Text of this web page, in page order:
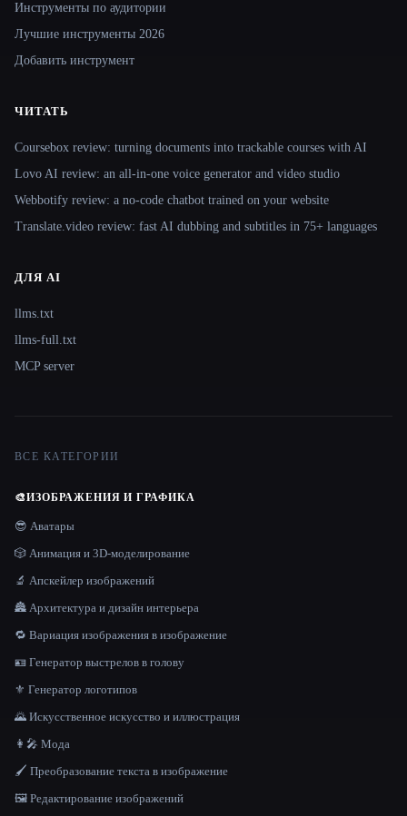
Инструменты по аудитории
Лучшие инструменты 2026
Добавить инструмент
ЧИТАТЬ
Coursebox review: turning documents into trackable courses with AI
Lovo AI review: an all-in-one voice generator and video studio
Webbotify review: a no-code chatbot trained on your website
Translate.video review: fast AI dubbing and subtitles in 75+ languages
ДЛЯ AI
llms.txt
llms-full.txt
MCP server
ВСЕ КАТЕГОРИИ
🎨ИЗОБРАЖЕНИЯ И ГРАФИКА
😎 Аватары
🎲 Анимация и 3D-моделирование
🔬 Апскейлер изображений
🏯 Архитектура и дизайн интерьера
🔁 Вариация изображения в изображение
🪪 Генератор выстрелов в голову
⚜️ Генератор логотипов
🌄 Искусственное искусство и иллюстрация
👩‍🎤 Мода
🖌️ Преобразование текста в изображение
🖼️ Редактирование изображений